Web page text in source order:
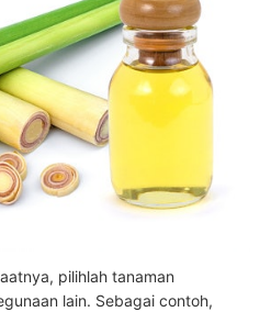
pilihlah tanaman
lain. Sebagai contoh,